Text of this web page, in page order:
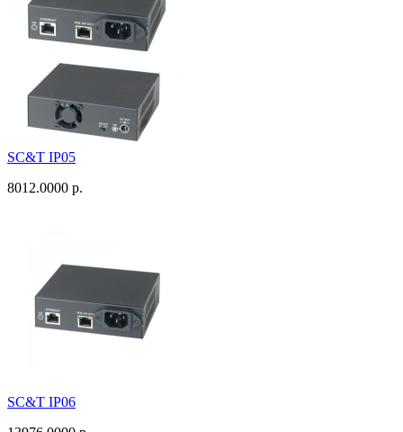
SC&T IP05
8012.0000 р.
SC&T IP06